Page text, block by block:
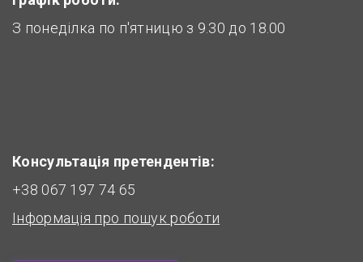
З понеділка по п'ятницю з 9.30 до 18.00
Консультація претендентів:
+38 067 197 74 65
Інформація про пошук роботи